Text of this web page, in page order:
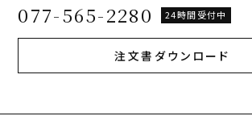
077-565-2280 24時間受付中
注文書ダウンロード